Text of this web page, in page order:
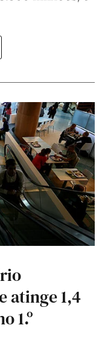
atinge 1,4
1.º